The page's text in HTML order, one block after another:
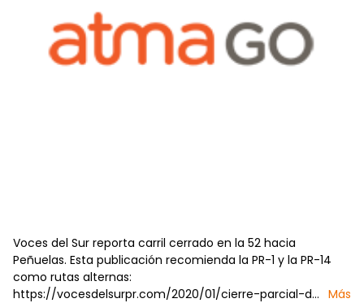
Voces del Sur reporta carril cerrado en la 52 hacia
Peñuelas. Esta publicación recomienda la PR-1 y la PR-14
como rutas alternas:
https://vocesdelsurpr.com/2020/01/cierre-parcial-d… Más